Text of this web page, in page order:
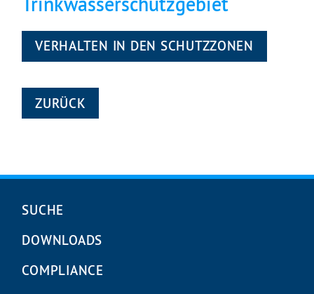
VERHALTEN IN DEN SCHUTZZONEN
ZURÜCK
Navigation
SUCHE
DOWNLOADS
COMPLIANCE